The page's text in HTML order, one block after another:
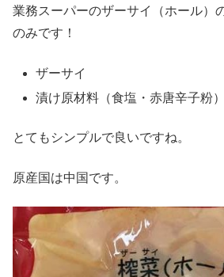
業務スーパーのザーサイ（ホール）
のみです！
ザーサイ
漬け原材料（食塩・赤唐辛子粉）
とてもシンプルで良いですね。
原産国は中国です。